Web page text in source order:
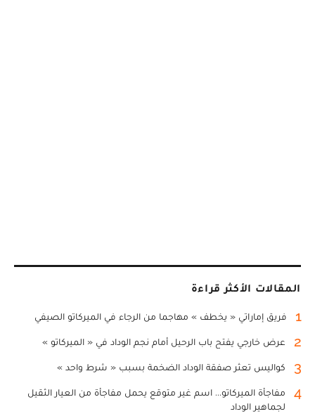
المقالات الأكثر قراءة
1 فريق إماراتي « يخطف » مهاجما من الرجاء في الميركاتو الصيفي
2 عرض خارجي يفتح باب الرحيل أمام نجم الوداد في « الميركاتو »
3 كواليس تعثر صفقة الوداد الضخمة بسبب « شرط واحد »
4
مفاجأة الميركاتو... اسم غير متوقع يحمل مفاجأة من العيار الثقيل
لجماهير الوداد